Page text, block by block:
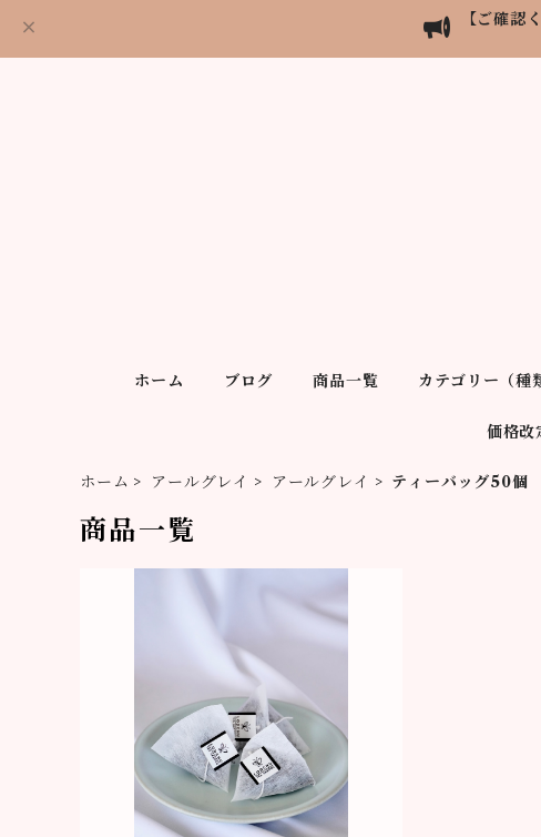
【ご確認
ホーム ブログ 商品一覧 カテゴリー（種
価格改
ホーム アールグレイ アールグレイ ティーバッグ50個
商品一覧